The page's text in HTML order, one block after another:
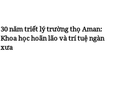
30 năm triết lý trường thọ Aman:
Khoa học hoãn lão và trí tuệ ngàn
xưa